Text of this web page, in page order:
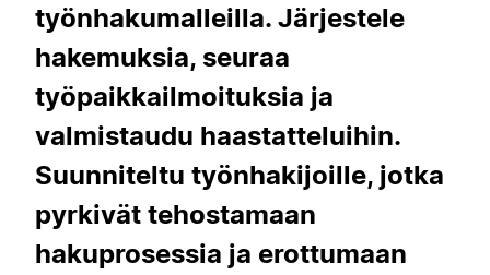
työnhakumalleilla. Järjestele
hakemuksia, seuraa
työpaikkailmoituksia ja
valmistaudu haastatteluihin.
Suunniteltu työnhakijoille, jotka
pyrkivät tehostamaan
hakuprosessia ja erottumaan